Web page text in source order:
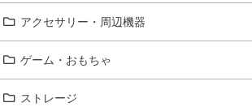
アクセサリー・周辺機器
ゲーム・おもちゃ
ストレージ